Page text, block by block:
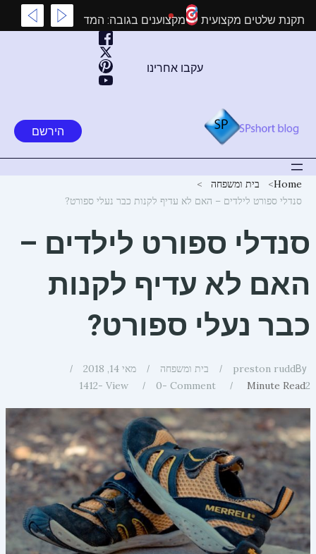
לתוכןלדעת על התקנת שלטים מקצועית מקצוענים בגובה: המדריך
עקבו אחרינו
הירשם
Home
בית ומשפחה
סנדלי ספורט לילדים – האם לא עדיף לקנות כבר נעלי ספורט?
סנדלי ספורט לילדים –
האם לא עדיף לקנות
כבר נעלי ספורט?
By
preston rudd בית ומשפחה
מאי 14, 2018
2
Minute Read
0 Comment -
1412 View -